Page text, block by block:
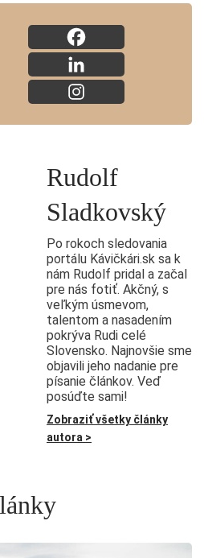
Rudolf
Sladkovský
Po rokoch sledovania
portálu Kávičkári.sk sa k
nám Rudolf pridal a začal
pre nás fotiť. Akčný, s
veľkým úsmevom,
talentom a nasadením
pokrýva Rudi celé
Slovensko. Najnovšie sme
objavili jeho nadanie pre
písanie článkov. Veď
posúďte sami!
Zobraziť všetky články
autora >